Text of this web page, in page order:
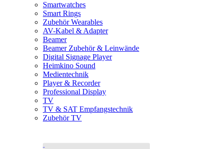
Smartwatches
Smart Rings
Zubehör Wearables
AV-Kabel & Adapter
Beamer
Beamer Zubehör & Leinwände
Digital Signage Player
Heimkino Sound
Medientechnik
Player & Recorder
Professional Display
TV
TV & SAT Empfangstechnik
Zubehör TV